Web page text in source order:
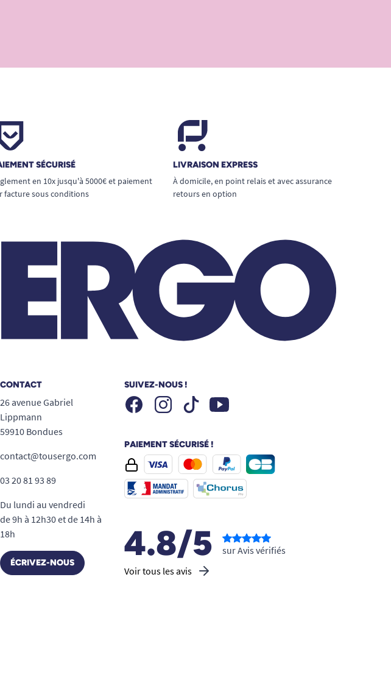
SÉCURISÉ
en 10x jusqu'à 5000€ et paiement
facture sous conditions
LIVRAISON EXPRESS
À domicile, en point relais et avec assurance
retours en option
CONTACT
26 avenue Gabriel
Lippmann
59910 Bondues
contact@tousergo.com
03 20 81 93 89
Du lundi au vendredi
de 9h à 12h30 et de 14h à
18h
ÉCRIVEZ-NOUS
SUIVEZ-NOUS !
FacebookInstagramTiktok Youtube
PAIEMENT SÉCURISÉ !
4.8/5
Voir tous les avis
sur Avis vérifiés